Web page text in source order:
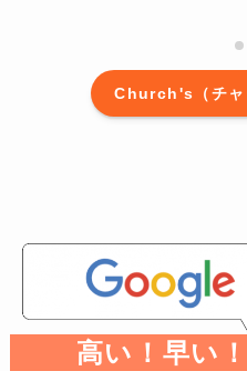
Church's（チャ
高い！早い